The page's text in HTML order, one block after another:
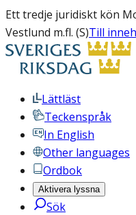
Ett tredje juridiskt kön
Vestlund m.fl. (S)Till
Lättläst
Teckenspråk
In English
Other languages
Ordbok
Aktivera lyssna
Sök